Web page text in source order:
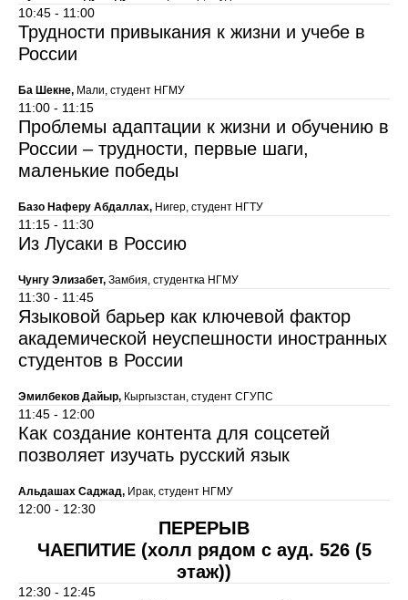
10:45 - 11:00
Трудности привыкания к жизни и учебе в
России
Ба Шекне, Мали, студент НГМУ
11:00 - 11:15
Проблемы адаптации к жизни и обучению в
России – трудности, первые шаги,
маленькие победы
Базо Наферу Абдаллах, Нигер, студент НГТУ
11:15 - 11:30
Из Лусаки в Россию
Чунгу Элизабет, Замбия, студентка НГМУ
11:30 - 11:45
Языковой барьер как ключевой фактор
академической неуспешности иностранных
студентов в России
Эмилбеков Дайыр, Кыргызстан, студент СГУПС
11:45 - 12:00
Как создание контента для соцсетей
позволяет изучать русский язык
Альдашах Саджад, Ирак, студент НГМУ
12:00 - 12:30
ПЕРЕРЫВ
ЧАЕПИТИЕ (холл рядом с ауд. 526 (5
этаж))
12:30 - 12:45